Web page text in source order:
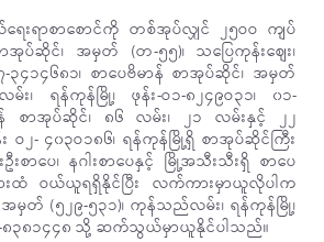
းရာစာစောင်ကို တစ်အုပ်လျှင် ၂၅ဝဝ ကျပ်
ာအုပ်ဆိုင်၊ အမှတ် (တ-၅၅)၊ သပြေကုန်းစျေး၊
-၃၄၁၄၆၈၁၊ စာပေဗိမာန် စာအုပ်ဆိုင်၊ အမှတ်
း၊ ရန်ကုန်မြို့၊ ဖုန်း-ဝ၁-၈၂၄၉ဝ၃၁၊ ၀၁-
န် စာအုပ်ဆိုင်၊ ၈၆ လမ်း၊ ၂၁ လမ်းနှင့် ၂၂
း ဝ၂- ၄၀၃ဝ၁၈၆၊ ရန်ကုန်မြို့ရှိ စာအုပ်ဆိုင်ကြီး
ဦးစာပေ၊ နဂါးစာပေနှင့် မြို့အသီးသီးရှိ စာပေ
းထံ ဝယ်ယူရရှိနိုင်ပြီး လက်ကားမှာယူလိုပါက
မှတ် (၅၂၉-၅၃၁)၊ ကုန်သည်လမ်း၊ ရန်ကုန်မြို့၊
၁-၈၃၈၁၄၄၈ သို့ ဆက်သွယ်မှာယူနိုင်ပါသည်။